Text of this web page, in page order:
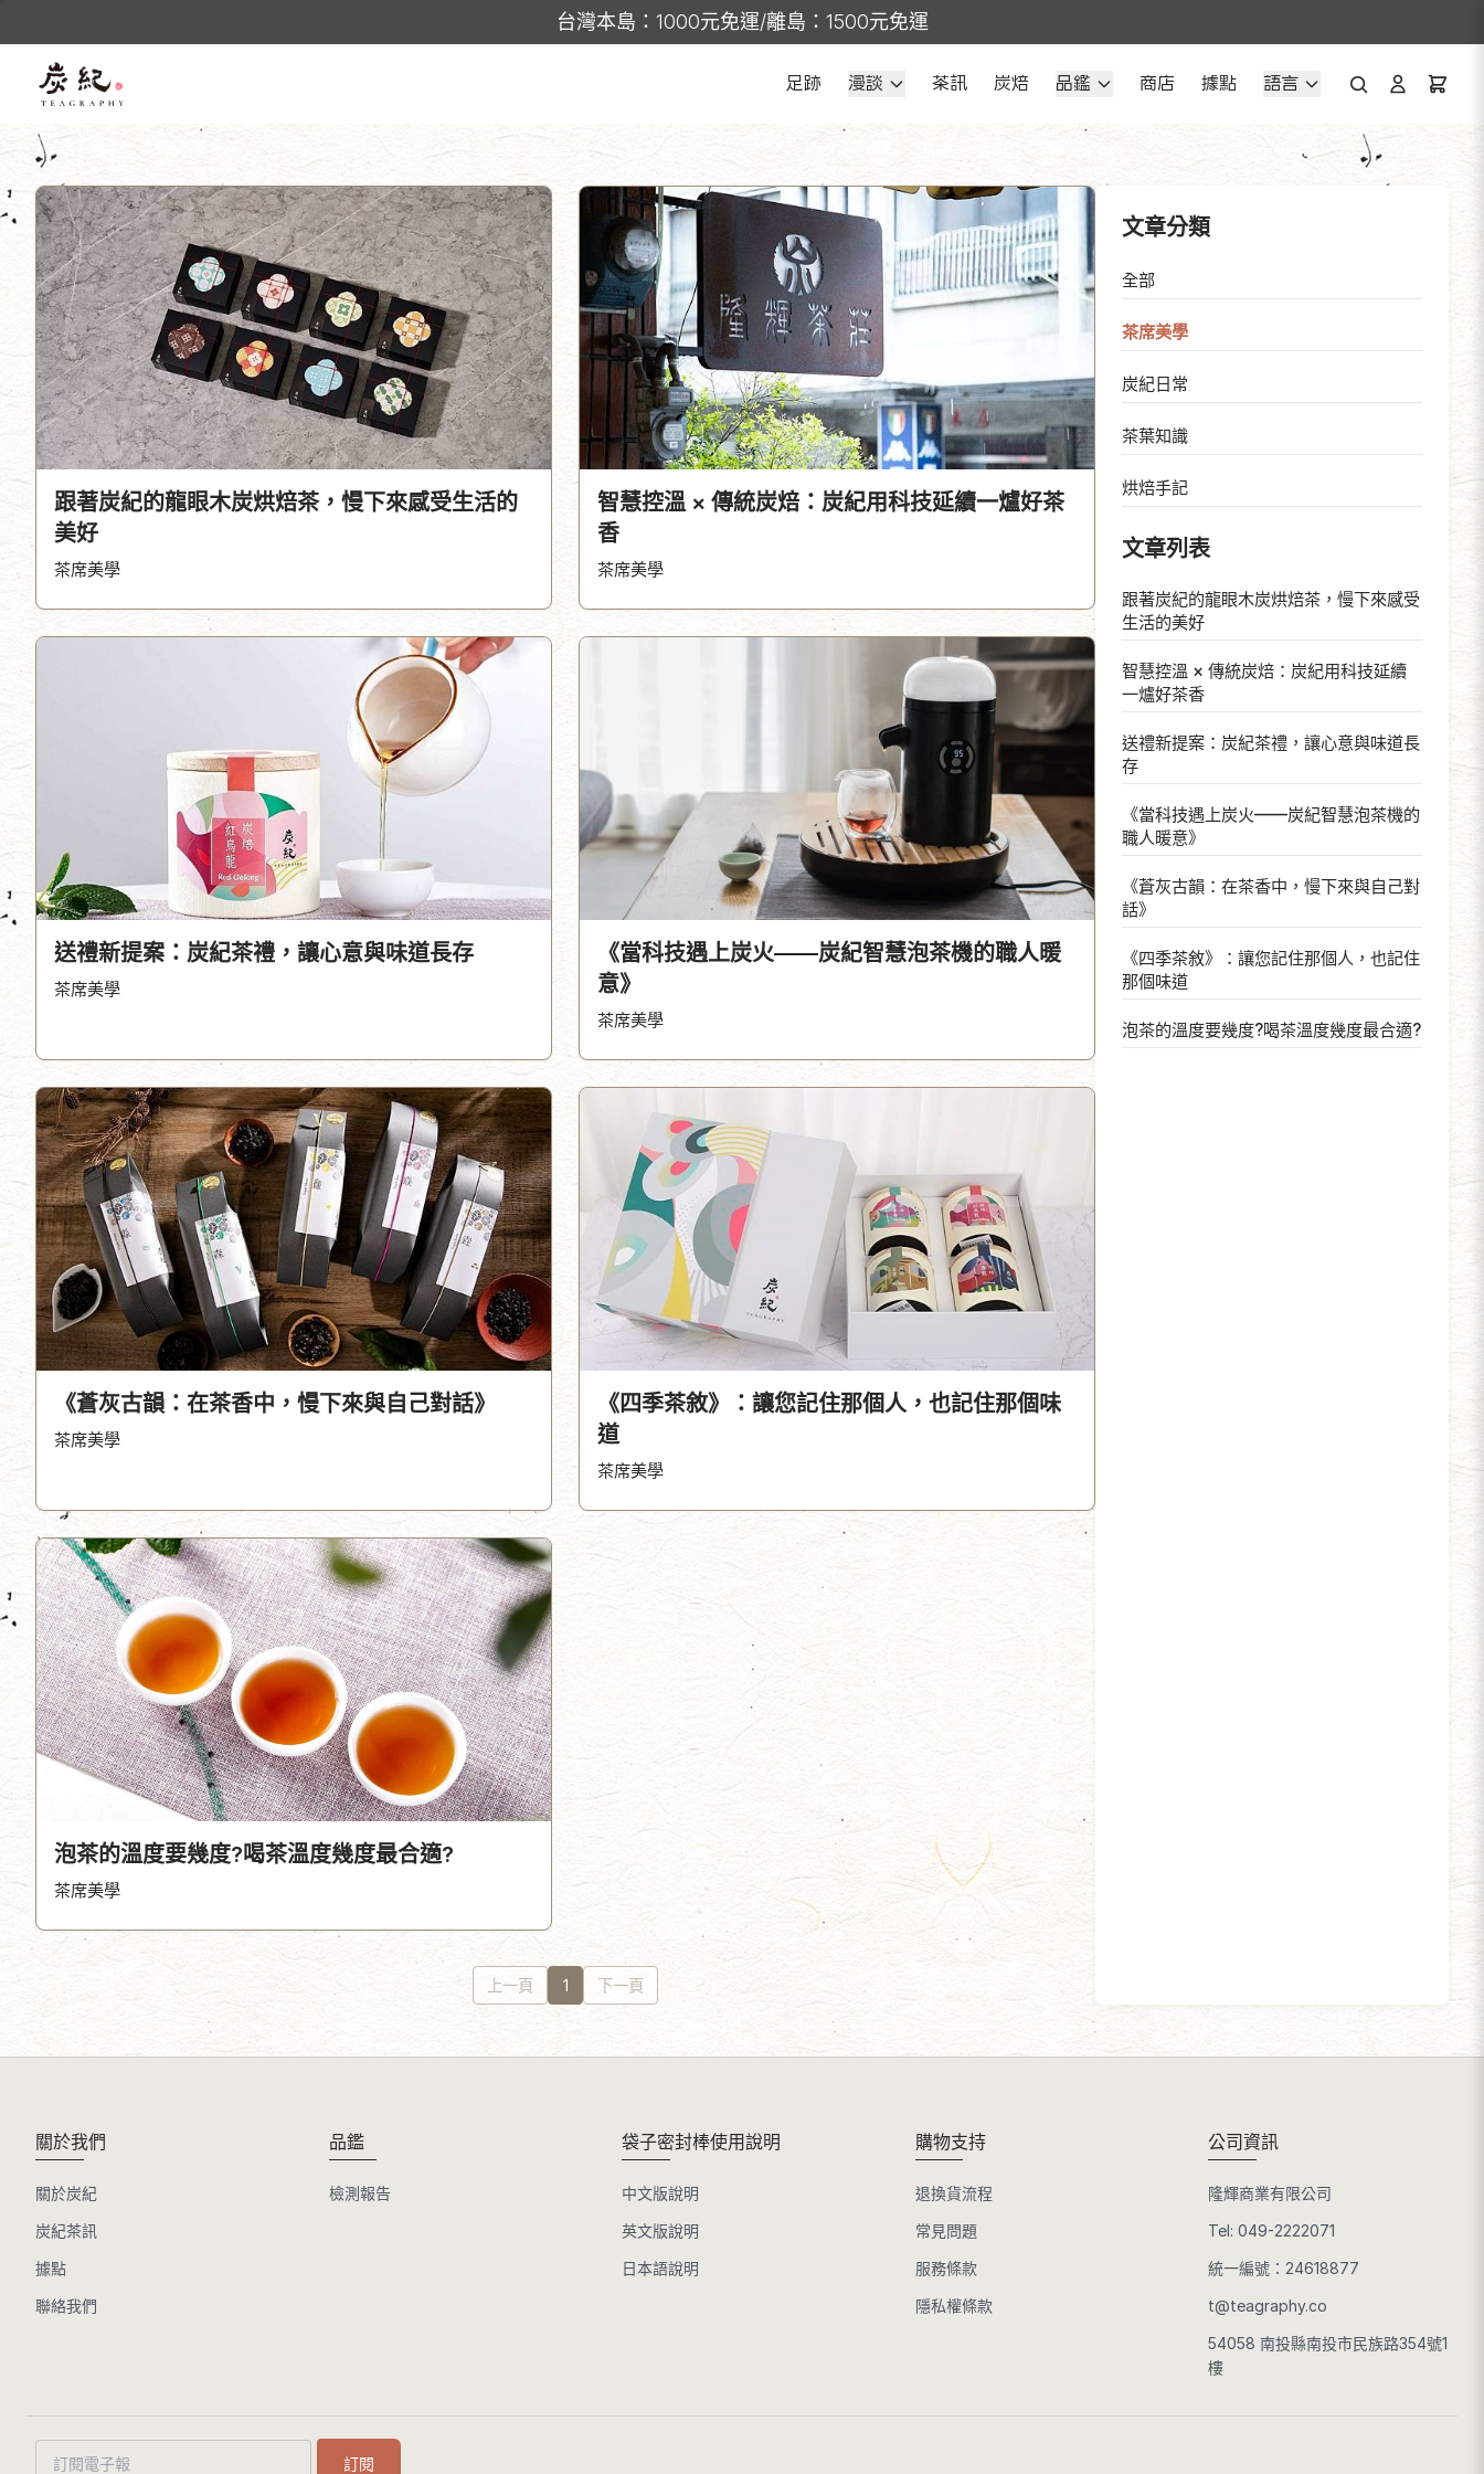
台灣本島：1000元免運/離島：1500元免運
足跡 漫談 茶訊 炭焙 品鑑 商店 據點 語言
跟著炭紀的龍眼木炭烘焙茶，慢下來感受生活的
美好
茶席美學
智慧控溫 × 傳統炭焙：炭紀用科技延續一爐好茶
香
茶席美學
送禮新提案：炭紀茶禮，讓心意與味道長存
茶席美學
《當科技遇上炭火——炭紀智慧泡茶機的職人暖
意》
茶席美學
《蒼灰古韻：在茶香中，慢下來與自己對話》
茶席美學
《四季茶敘》：讓您記住那個人，也記住那個味
道
茶席美學
泡茶的溫度要幾度?喝茶溫度幾度最合適?
茶席美學
上一頁 1 下一頁
文章分類
全部
茶席美學
炭紀日常
茶葉知識
烘焙手記
文章列表
跟著炭紀的龍眼木炭烘焙茶，慢下來感受
生活的美好
智慧控溫 × 傳統炭焙：炭紀用科技延續
一爐好茶香
送禮新提案：炭紀茶禮，讓心意與味道長
存
《當科技遇上炭火——炭紀智慧泡茶機的
職人暖意》
《蒼灰古韻：在茶香中，慢下來與自己對
話》
《四季茶敘》：讓您記住那個人，也記住
那個味道
泡茶的溫度要幾度?喝茶溫度幾度最合適?
關於我們
關於炭紀
炭紀茶訊
據點
聯絡我們
品鑑
檢測報告
袋子密封棒使用說明
中文版說明
英文版說明
日本語說明
購物支持
退換貨流程
常見問題
服務條款
隱私權條款
公司資訊
隆輝商業有限公司
Tel:049-2222071
統一編號：24618877
t@teagraphy.co
54058 南投縣南投市民族路354號1
樓
訂閱